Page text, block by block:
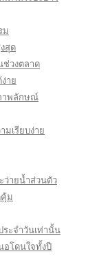
ม
สุด
ช่วงตลาด
าย
าพลักษณ์
มเรียบง่าย
ว่ายน้ำส่วนตัว
ม
ระจำวันเท่านั้น
อโดนใจทั้งปี